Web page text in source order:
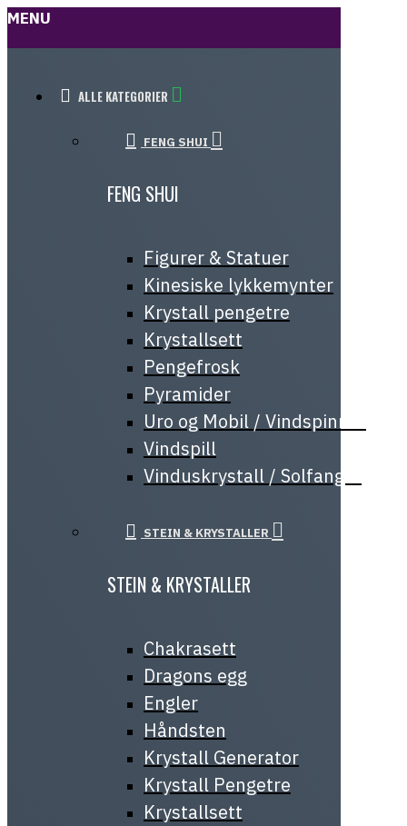
MENU
ALLE KATEGORIER
FENG SHUI
FENG SHUI
Figurer & Statuer
Kinesiske lykkemynter
Krystall pengetre
Krystallsett
Pengefrosk
Pyramider
Uro og Mobil / Vindspinner
Vindspill
Vinduskrystall / Solfanger
STEIN & KRYSTALLER
STEIN & KRYSTALLER
Chakrasett
Dragons egg
Engler
Håndsten
Krystall Generator
Krystall Pengetre
Krystallsett